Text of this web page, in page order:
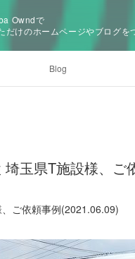
Owndで
だけのホームページやブログを
Blog
玉県T施設様、ご
ご依頼事例(2021.06.09)